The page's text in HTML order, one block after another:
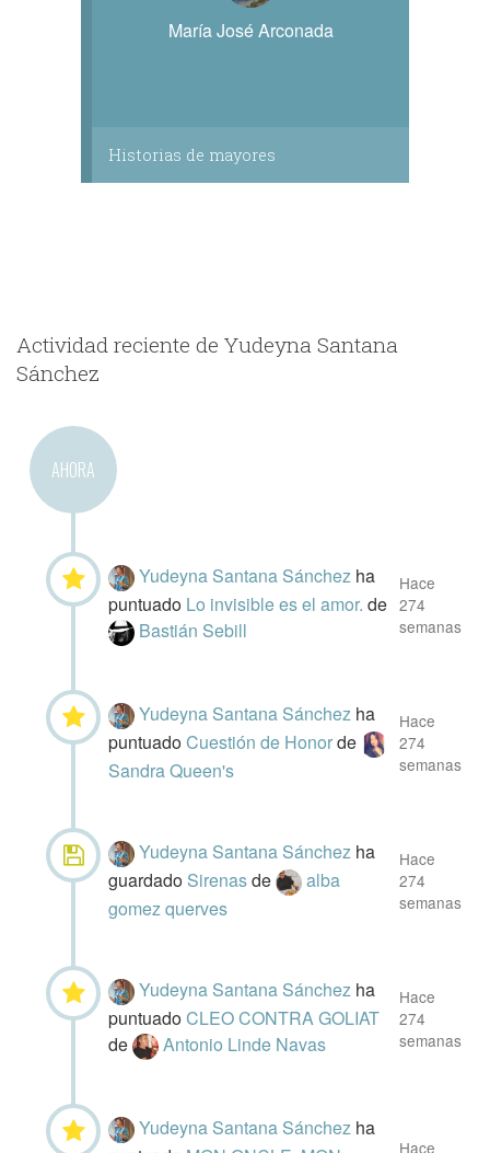
María José Arconada
Historias de mayores
Actividad reciente de Yudeyna Santana
Sánchez
AHORA
Yudeyna Santana Sánchez ha
puntuado Lo invisible es el amor.de
Bastián Sebill
Hace
274
semanas
Yudeyna Santana Sánchez ha
puntuadoCuestión de Honorde
Sandra Queen's
Hace
274
semanas
Yudeyna Santana Sánchez ha
guardado Sirenasde
alba
gomez querves
Hace
274
semanas
Yudeyna Santana Sánchez ha
puntuadoCLEO CONTRA GOLIAT
de
Antonio Linde Navas
Hace
274
semanas
Yudeyna Santana Sánchez ha
Hace